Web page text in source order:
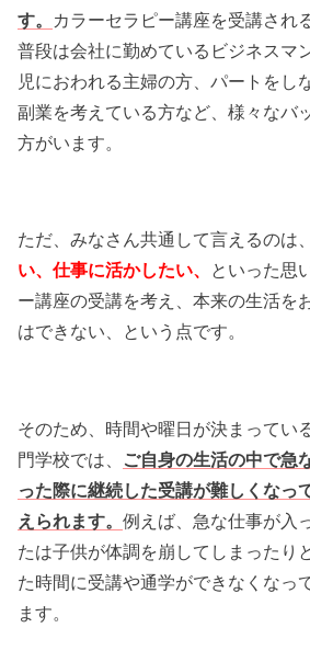
す。 カラーセラピー講座を受講され
普段は会社に勤めているビジネスマ
児におわれる主婦の方、パートをし
副業を考えている方など、様々なバ
方がいます。
ただ、みなさん共通して言えるのは
い、仕事に活かしたい、 といった思
ー講座の受講を考え、本来の生活を
はできない、という点です。
そのため、時間や曜日が決まってい
門学校では、 ご自身の生活の中で急
った際に継続した受講が難しくなっ
えられます。例えば、急な仕事が入
たは子供が体調を崩してしまったり
た時間に受講や通学ができなくなっ
ます。